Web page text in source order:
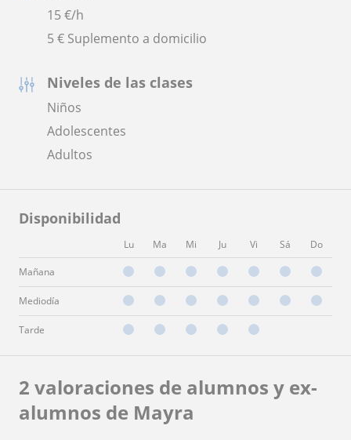
15€/h
5 € Suplemento a domicilio
Niveles de las clases
Niños
Adolescentes
Adultos
Disponibilidad
Lu Ma Mi Ju Vi Sá Do
Mañana
Mediodía
Tarde
2 valoraciones de alumnos y ex-
alumnos de Mayra